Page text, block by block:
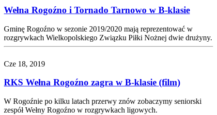
Wełna Rogoźno i Tornado Tarnowo w B-klasie
Gminę Rogoźno w sezonie 2019/2020 mają reprezentować w
rozgrywkach Wielkopolskiego Związku Piłki Nożnej dwie drużyny.
Cze 18, 2019
RKS Wełna Rogoźno zagra w B-klasie (film)
W Rogoźnie po kilku latach przerwy znów zobaczymy seniorski
zespół Wełny Rogoźno w rozgrywkach ligowych.